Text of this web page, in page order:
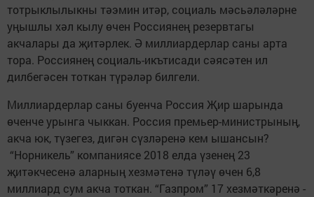
тот­рыклылыкны тәэмин итәр, социаль мәсьәләләрне
уңышлы хәл кылу өчен Россиянең резервтагы
акчалары да җитәрлек. Ә миллиардерлар саны арта
тора. Россиянең социаль-икътисади сәясәтен ил
дилбегәсен тоткан түрәләр билгели.
Миллиардерлар саны буенча Россия Җир шарында
өченче урынга чыккан. Россия премь­ер-министрының,
акча юк, түзегез, дигән сүзләренә кем ышансын?
“Норникель” компаниясе 2018 елда үзенең 23
җитәкчесенә аларның хезмәтенә түләү өчен 6,8
миллиард сум акча тоткан. “Газпром” 17 хезмәткәренә -